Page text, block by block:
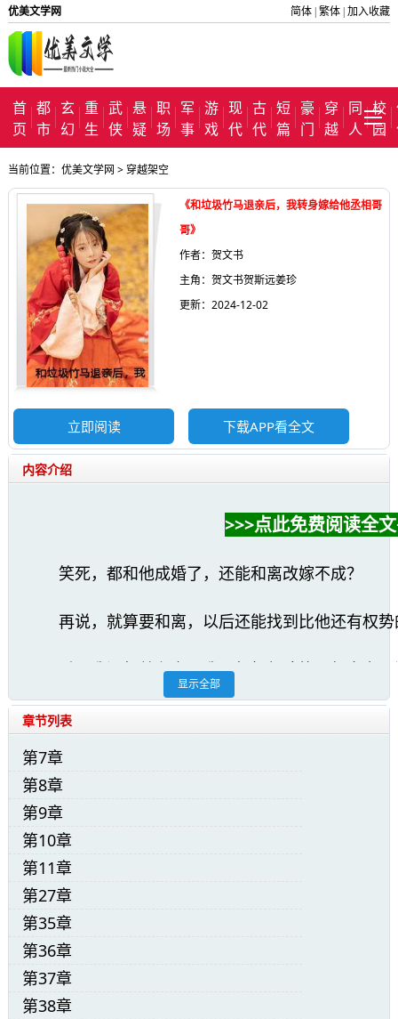
优美文学网 简体 |繁体 |加入收藏
首
页
都
市
玄
幻
重
生
武
侠
悬
疑
职
场
军
事
游
戏
现
代
古
代
短
篇
豪
门
穿
越
同
人
校
园
当前位置： 优美文学网 >穿越架空
《和垃圾竹马退亲后，我转身嫁给他丞相哥
哥》
作者：贺文书
主角：贺文书贺斯远姜珍
更新：2024-12-02
立即阅读 下载APP看全文
内容介绍
>>>点此免费阅读全
笑死，都和他成婚了，还能和离改嫁不成？
再说，就算要和离，以后还能找到比他还有权
反正我没想着和离，我只想如何才能从贺文书
西。
想到这，我小心翼翼转过身来，仰着小脸蛋，
我对贺文书不敬，你会怎么想？”
我看贺斯远抬起手，摸向我的脸，眼神微垂：“
显示全部
章节列表
第7章
第8章
第9章
第10章
第11章
第27章
第35章
第36章
第37章
第38章